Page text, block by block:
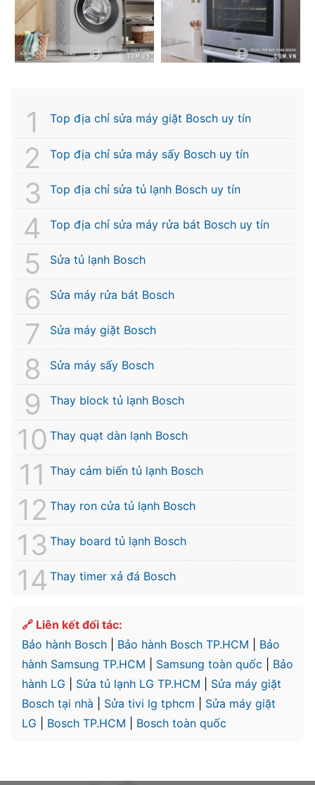
Top địa chỉ sửa máy giặt Bosch uy tín
Top địa chỉ sửa máy sấy Bosch uy tín
Top địa chỉ sửa tủ lạnh Bosch uy tín
Top địa chỉ sửa máy rửa bát Bosch uy tín
Sửa tủ lạnh Bosch
Sửa máy rửa bát Bosch
Sửa máy giặt Bosch
Sửa máy sấy Bosch
Thay block tủ lạnh Bosch
Thay quạt dàn lạnh Bosch
Thay cảm biến tủ lạnh Bosch
Thay ron cửa tủ lạnh Bosch
Thay board tủ lạnh Bosch
Thay timer xả đá Bosch
🔗 Liên kết đối tác:
Bảo hành Bosch
Bảo hành Bosch TP.HCM
Bảo
hành Samsung TP.HCM
Samsung toàn quốc
Bảo
hành LG
Sửa tủ lạnh LG TP.HCM
Sửa máy giặt
Bosch tại nhà
Sửa tivi lg tphcm
Sửa máy giặt
LG
Bosch TP.HCM Bosch toàn quốc